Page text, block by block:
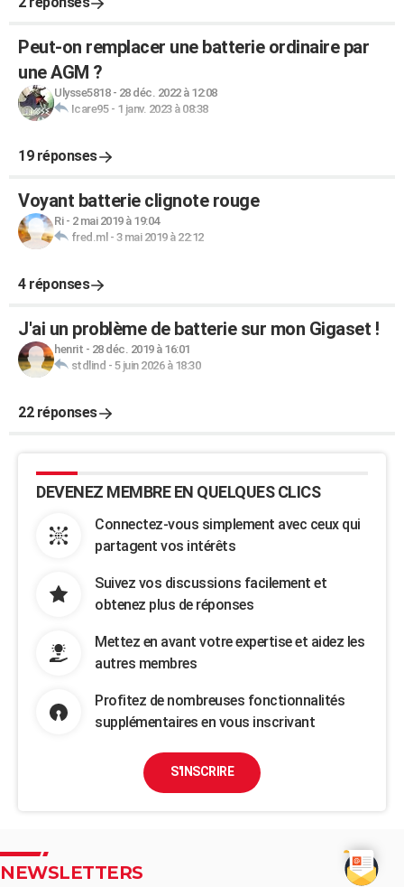
Peut-on remplacer une batterie ordinaire par
une AGM ?
Ulysse5818- 28 déc. 2022 à 12:08
Icare95- 1 janv. 2023 à 08:38
19 réponses
Voyant batterie clignote rouge
Ri- 2 mai 2019 à 19:04
fred.ml - 3 mai 2019 à 22:12
4 réponses
J'ai un problème de batterie sur mon Gigaset !
henrit - 28 déc. 2019 à 16:01
stdlind - 5 juin 2026 à 18:30
22 réponses
DEVENEZ MEMBRE EN QUELQUES CLICS
Connectez-vous simplement avec ceux qui
partagent vos intérêts
Suivez vos discussions facilement et
obtenez plus de réponses
Mettez en avant votre expertise et aidez les
autres membres
Profitez de nombreuses fonctionnalités
supplémentaires en vous inscrivant
S'INSCRIRE
NEWSLETTERS